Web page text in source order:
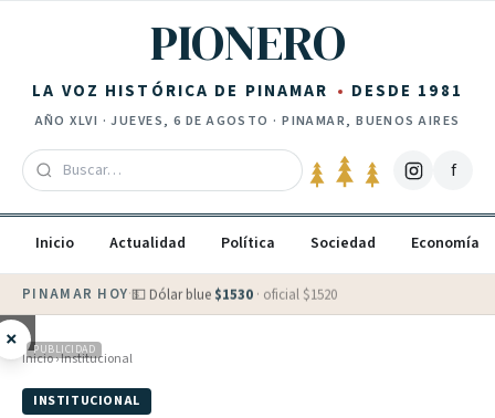
PIONERO
LA VOZ HISTÓRICA DE PINAMAR DESDE 1981
AÑOXLVI ·JUEVES, 6 DE AGOSTO · PINAMAR, BUENOS AIRES
f
Inicio Actualidad Política Sociedad Economía
PINAMAR HOY·💵 Dólar blue $1530 · oficial $1520
× PUBLICIDAD
Inicio›Institucional
INSTITUCIONAL